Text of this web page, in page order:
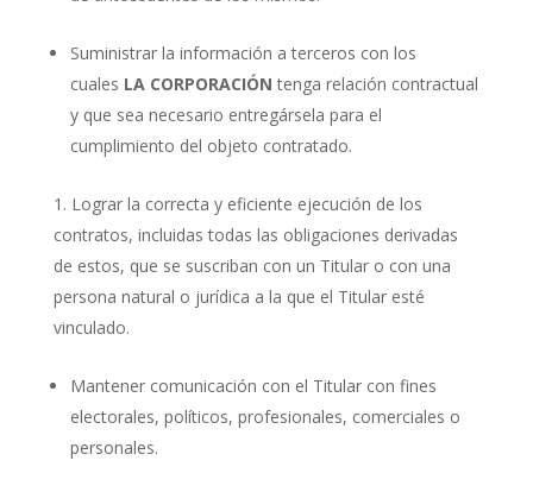
Suministrar la información a terceros con los
cuales LA CORPORACIÓN tenga relación contractual
y que sea necesario entregársela para el
cumplimiento del objeto contratado.
Lograr la correcta y eficiente ejecución de los
contratos, incluidas todas las obligaciones derivadas
de estos, que se suscriban con un Titular o con una
persona natural o jurídica a la que el Titular esté
vinculado.
Mantener comunicación con el Titular con fines
electorales, políticos, profesionales, comerciales o
personales.